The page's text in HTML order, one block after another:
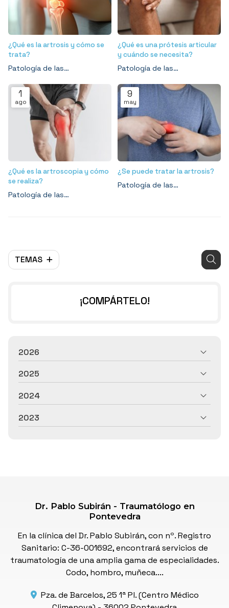
TEMAS
¿Qué es la artrosis y cómo se
trata?
Patología de las
¿Qué es una prótesis articular
y cuándo se necesita?
Patología de las
1
ago
¿Qué es la artroscopia y cómo
se realiza?
Patología de las
9
may
¿Se puede tratar la artrosis?
Patología de las
¡COMPÁRTELO!
2026
2025
2024
2023
Dr. Pablo Subirán - Traumatólogo en
Pontevedra
En la clínica del Dr. Pablo Subirán, con nº. Registro
Sanitario: C-36-001692, encontrará servicios de
traumatología de una amplia gama de especialidades.
Codo, hombro, muñeca....
Pza. de Barcelos, 25 1ª Pl. (Centro Médico